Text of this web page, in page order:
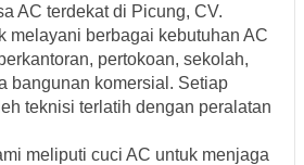
AC terdekat di Picung, CV.
melayani berbagai kebutuhan AC
pertokoan, sekolah,
bangunan komersial. Setiap
teknisi terlatih dengan peralatan
meliputi cuci AC untuk menjaga